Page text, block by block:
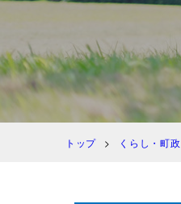
トップ くらし・町政